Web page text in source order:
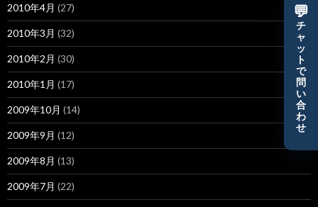
2010年4月 (27)
2010年3月 (32)
2010年2月 (30)
2010年1月 (17)
2009年10月 (14)
2009年9月 (12)
2009年8月 (13)
2009年7月 (22)
💬
チ
ャ
ッ
ト
で
問
い
合
わ
せ